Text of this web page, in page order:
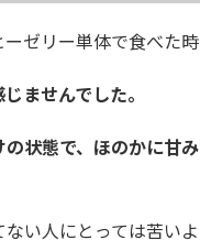
ゼリー単体で食べた時
ませんでした。
の状態で、ほのかに甘
い人にとっては苦い